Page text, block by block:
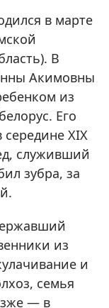
в марте
В
Акимовны
из
Его
XIX
служивший
зубра, за
из
и
семья
— в